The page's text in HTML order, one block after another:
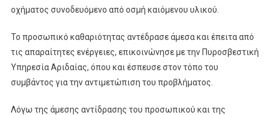
οχήματος συνοδευόμενο από οσμή καιόμενου υλικού.
Το προσωπικό καθαριότητας αντέδρασε άμεσα και έπειτα από
τις απαραίτητες ενέργειες, επικοινώνησε με την Πυροσβεστική
Υπηρεσία Αριδαίας, όπου και έσπευσε στον τόπο του
συμβάντος για την αντιμετώπιση του προβλήματος.
Λόγω της άμεσης αντίδρασης του προσωπικού και της